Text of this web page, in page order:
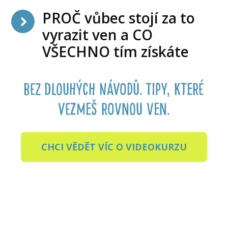
PROČ vůbec stojí za to
vyrazit ven a CO
VŠECHNO tím získáte
BEZ DLOUHÝCH NÁVODŮ. TIPY, KTERÉ
VEZMEŠ ROVNOU VEN.
CHCI VĚDĚT VÍC O VIDEOKURZU